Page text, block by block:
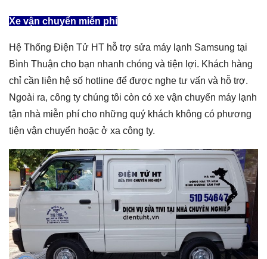
Xe vận chuyển miễn phí
Hệ Thống Điện Tử HT hỗ trợ sửa máy lạnh Samsung tại
Bình Thuận cho bạn nhanh chóng và tiện lợi. Khách hàng
chỉ cần liên hệ số hotline để được nghe tư vấn và hỗ trợ.
Ngoài ra, công ty chúng tôi còn có xe vận chuyển máy lạnh
tận nhà miễn phí cho những quý khách không có phương
tiện vận chuyển hoặc ở xa công ty.